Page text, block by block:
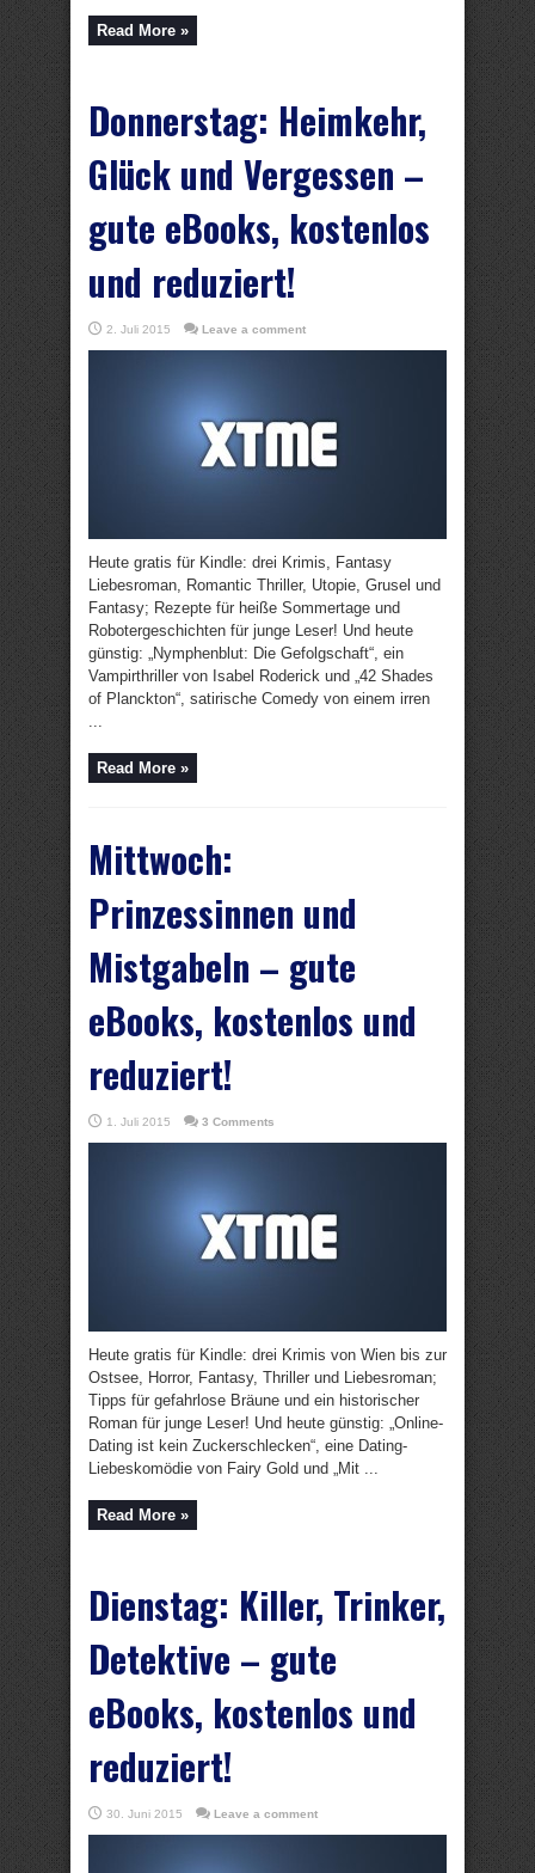
Read More »
Donnerstag: Heimkehr,
Glück und Vergessen –
gute eBooks, kostenlos
und reduziert!
2. Juli 2015 Leave a comment
Heute gratis für Kindle: drei Krimis, Fantasy
Liebesroman, Romantic Thriller, Utopie, Grusel und
Fantasy; Rezepte für heiße Sommertage und
Robotergeschichten für junge Leser! Und heute
günstig: „Nymphenblut: Die Gefolgschaft“, ein
Vampirthriller von Isabel Roderick und „42 Shades
of Planckton“, satirische Comedy von einem irren
...
Read More »
Mittwoch:
Prinzessinnen und
Mistgabeln – gute
eBooks, kostenlos und
reduziert!
1. Juli 2015 3 Comments
Heute gratis für Kindle: drei Krimis von Wien bis zur
Ostsee, Horror, Fantasy, Thriller und Liebesroman;
Tipps für gefahrlose Bräune und ein historischer
Roman für junge Leser! Und heute günstig: „Online-
Dating ist kein Zuckerschlecken“, eine Dating-
Liebeskomödie von Fairy Gold und „Mit ...
Read More »
Dienstag: Killer, Trinker,
Detektive – gute
eBooks, kostenlos und
reduziert!
30. Juni 2015 Leave a comment